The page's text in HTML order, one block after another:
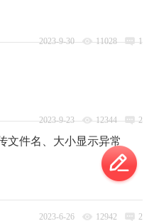
2023-9-30 11028 1
2023-9-23 12344 2
文件名、大小显示异常
2023-6-26 12942 2